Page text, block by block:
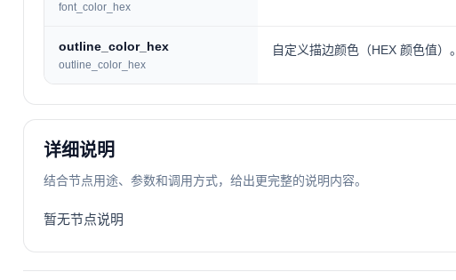
font_color_hex
outline_color_hex
outline_color_hex
自定义描边颜色（HEX 颜色值）。
详细说明
结合节点用途、参数和调用方式，给出更完整的说明内容。
暂无节点说明